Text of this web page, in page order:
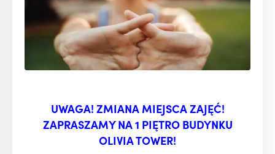
UWAGA! ZMIANA MIEJSCA ZAJĘĆ!
ZAPRASZAMY NA 1 PIĘTRO BUDYNKU
OLIVIA TOWER!